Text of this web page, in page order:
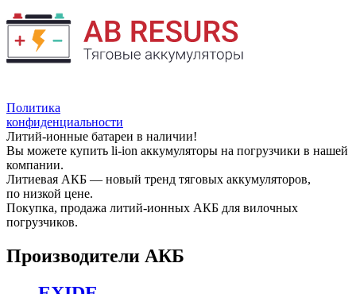
Политика
конфиденциальности
Литий-ионные батареи в наличии!
Вы можете купить li-ion аккумуляторы на погрузчики в нашей
компании.
Литиевая АКБ — новый тренд тяговых аккумуляторов,
по низкой цене.
Покупка, продажа литий-ионных АКБ для вилочных
погрузчиков.
Производители АКБ